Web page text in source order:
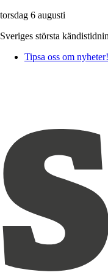
torsdag 6 augusti
Sveriges största
Tipsa oss om nyheter!